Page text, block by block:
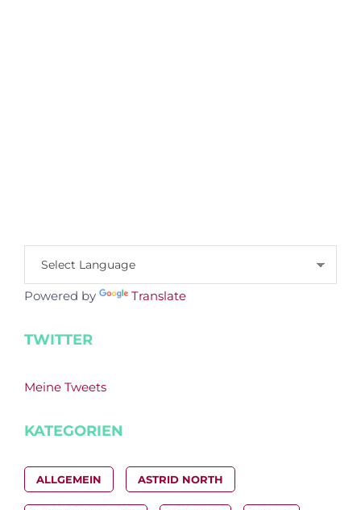
Powered by Translate
TWITTER
Meine Tweets
KATEGORIEN
ALLGEMEIN ASTRID NORTH